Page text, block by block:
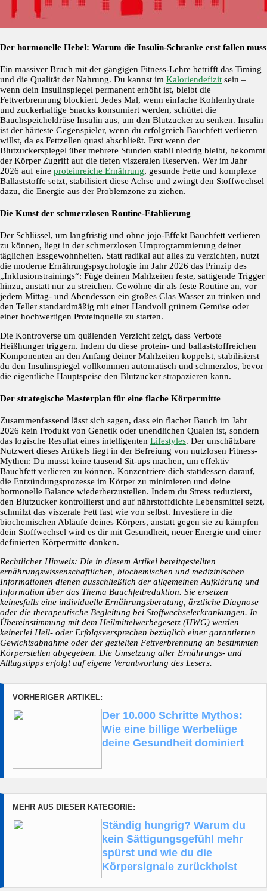
Der hormonelle Hebel: Warum die Insulin-Schranke erst fallen muss
Ein massiver Bruch mit der gängigen Fitness-Lehre betrifft das Timing
und die Qualität der Nahrung. Du kannst im Kaloriendefizit sein –
wenn dein Insulinspiegel permanent erhöht ist, bleibt die
Fettverbrennung blockiert. Jedes Mal, wenn einfache Kohlenhydrate
und zuckerhaltige Snacks konsumiert werden, schüttet die
Bauchspeicheldrüse Insulin aus, um den Blutzucker zu senken. Insulin
ist der härteste Gegenspieler, wenn du erfolgreich Bauchfett verlieren
willst, da es Fettzellen quasi abschließt. Erst wenn der
Blutzuckerspiegel über mehrere Stunden stabil niedrig bleibt, bekommt
der Körper Zugriff auf die tiefen viszeralen Reserven. Wer im Jahr
2026 auf eine proteinreiche Ernährung, gesunde Fette und komplexe
Ballaststoffe setzt, stabilisiert diese Achse und zwingt den Stoffwechsel
dazu, die Energie aus der Problemzone zu ziehen.
Die Kunst der schmerzlosen Routine-Etablierung
Der Schlüssel, um langfristig und ohne jojo-Effekt Bauchfett verlieren
zu können, liegt in der schmerzlosen Umprogrammierung deiner
täglichen Essgewohnheiten. Statt radikal auf alles zu verzichten, nutzt
die moderne Ernährungspsychologie im Jahr 2026 das Prinzip des
„Inklusionstrainings“: Füge deinen Mahlzeiten feste, sättigende Trigger
hinzu, anstatt nur zu streichen. Gewöhne dir als feste Routine an, vor
jedem Mittag- und Abendessen ein großes Glas Wasser zu trinken und
den Teller standardmäßig mit einer Handvoll grünem Gemüse oder
einer hochwertigen Proteinquelle zu starten.
Die Kontroverse um quälenden Verzicht zeigt, dass Verbote
Heißhunger triggern. Indem du diese protein- und ballaststoffreichen
Komponenten an den Anfang deiner Mahlzeiten koppelst, stabilisierst
du den Insulinspiegel vollkommen automatisch und schmerzlos, bevor
die eigentliche Hauptspeise den Blutzucker strapazieren kann.
Der strategische Masterplan für eine flache Körpermitte
Zusammenfassend lässt sich sagen, dass ein flacher Bauch im Jahr
2026 kein Produkt von Genetik oder unendlichen Qualen ist, sondern
das logische Resultat eines intelligenten Lifestyles. Der unschätzbare
Nutzwert dieses Artikels liegt in der Befreiung von nutzlosen Fitness-
Mythen: Du musst keine tausend Sit-ups machen, um effektiv
Bauchfett verlieren zu können. Konzentriere dich stattdessen darauf,
die Entzündungsprozesse im Körper zu minimieren und deine
hormonelle Balance wiederherzustellen. Indem du Stress reduzierst,
den Blutzucker kontrollierst und auf nährstoffdichte Lebensmittel setzt,
schmilzt das viszerale Fett fast wie von selbst. Investiere in die
biochemischen Abläufe deines Körpers, anstatt gegen sie zu kämpfen –
dein Stoffwechsel wird es dir mit Gesundheit, neuer Energie und einer
definierten Körpermitte danken.
Rechtlicher Hinweis: Die in diesem Artikel bereitgestellten
ernährungswissenschaftlichen, biochemischen und medizinischen
Informationen dienen ausschließlich der allgemeinen Aufklärung und
Information über das Thema Bauchfettreduktion. Sie ersetzen
keinesfalls eine individuelle Ernährungsberatung, ärztliche Diagnose
oder die therapeutische Begleitung bei Stoffwechselerkrankungen. In
Übereinstimmung mit dem Heilmittelwerbegesetz (HWG) werden
keinerlei Heil- oder Erfolgsversprechen bezüglich einer garantierten
Gewichtsabnahme oder der gezielten Fettverbrennung an bestimmten
Körperstellen abgegeben. Die Umsetzung aller Ernährungs- und
Alltagstipps erfolgt auf eigene Verantwortung des Lesers.
VORHERIGER ARTIKEL:
Der 10.000 Schritte Mythos:
Wie eine billige Werbelüge
deine Gesundheit dominiert
MEHR AUS DIESER KATEGORIE:
Ständig hungrig? Warum du
kein Sättigungsgefühl mehr
spürst und wie du die
Körpersignale zurückholst